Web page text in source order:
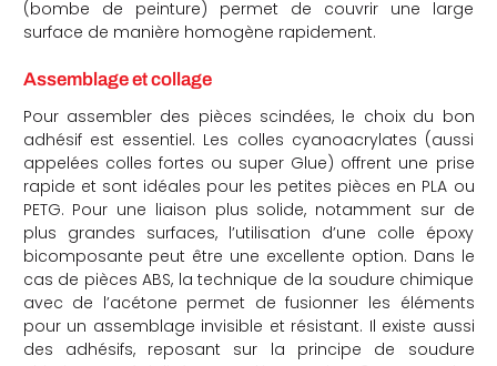
(bombe de peinture) permet de couvrir une large
surface de manière homogène rapidement.
Assemblage et collage
Pour assembler des pièces scindées, le choix du bon
adhésif est essentiel. Les colles cyanoacrylates (aussi
appelées colles fortes ou super Glue) offrent une prise
rapide et sont idéales pour les petites pièces en PLA ou
PETG. Pour une liaison plus solide, notamment sur de
plus grandes surfaces, l’utilisation d’une colle époxy
bicomposante peut être une excellente option. Dans le
cas de pièces ABS, la technique de la soudure chimique
avec de l’acétone permet de fusionner les éléments
pour un assemblage invisible et résistant. Il existe aussi
des adhésifs, reposant sur la principe de soudure